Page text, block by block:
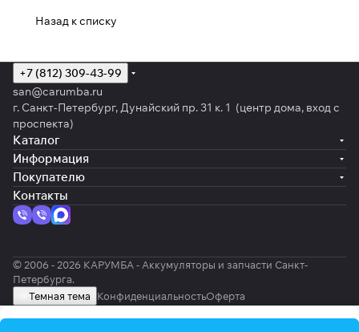
Назад к списку
+7 (812) 309-43-99
san@carumba.ru
г. Санкт-Петербург, Дунайский пр. 31 к. 1 (центр дома, вход с
проспекта)
Каталог
Информация
Покупателю
Контакты
© 2006 - 2026 КАРУМБА - Аккумуляторы и запчасти Санкт-
Петербурга.
Темная тема КонфиденциальностьОферта